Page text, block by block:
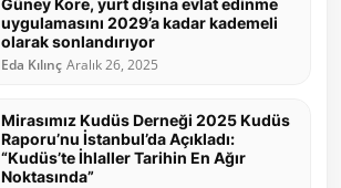
Güney Kore, yurt dışına evlat edinme
uygulamasını 2029’a kadar kademeli
olarak sonlandırıyor
Eda Kılınç Aralık 26, 2025
Mirasımız Kudüs Derneği 2025 Kudüs
Raporu’nu İstanbul’da Açıkladı:
“Kudüs’te İhlaller Tarihin En Ağır
Noktasında”